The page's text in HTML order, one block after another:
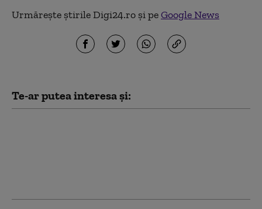
Urmărește știrile Digi24.ro și peGoogle News
Te-ar putea interesa și: